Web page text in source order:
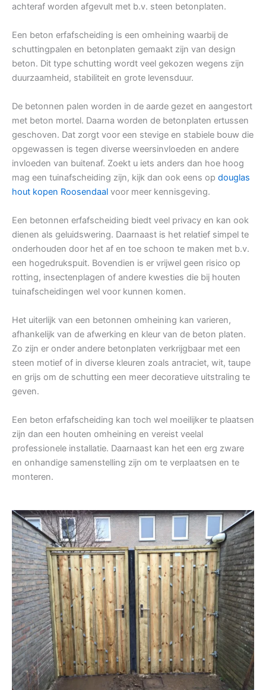
achteraf worden afgevult met b.v. steen betonplaten.
Een beton erfafscheiding is een omheining waarbij de
schuttingpalen en betonplaten gemaakt zijn van design
beton. Dit type schutting wordt veel gekozen wegens zijn
duurzaamheid, stabiliteit en grote levensduur.
De betonnen palen worden in de aarde gezet en aangestort
met beton mortel. Daarna worden de betonplaten ertussen
geschoven. Dat zorgt voor een stevige en stabiele bouw die
opgewassen is tegen diverse weersinvloeden en andere
invloeden van buitenaf. Zoekt u iets anders dan hoe hoog
mag een tuinafscheiding zijn, kijk dan ook eens op douglas
hout kopen Roosendaal voor meer kennisgeving.
Een betonnen erfafscheiding biedt veel privacy en kan ook
dienen als geluidswering. Daarnaast is het relatief simpel te
onderhouden door het af en toe schoon te maken met b.v.
een hogedrukspuit. Bovendien is er vrijwel geen risico op
rotting, insectenplagen of andere kwesties die bij houten
tuinafscheidingen wel voor kunnen komen.
Het uiterlijk van een betonnen omheining kan varieren,
afhankelijk van de afwerking en kleur van de beton platen.
Zo zijn er onder andere betonplaten verkrijgbaar met een
steen motief of in diverse kleuren zoals antraciet, wit, taupe
en grijs om de schutting een meer decoratieve uitstraling te
geven.
Een beton erfafscheiding kan toch wel moeilijker te plaatsen
zijn dan een houten omheining en vereist veelal
professionele installatie. Daarnaast kan het een erg zware
en onhandige samenstelling zijn om te verplaatsen en te
monteren.